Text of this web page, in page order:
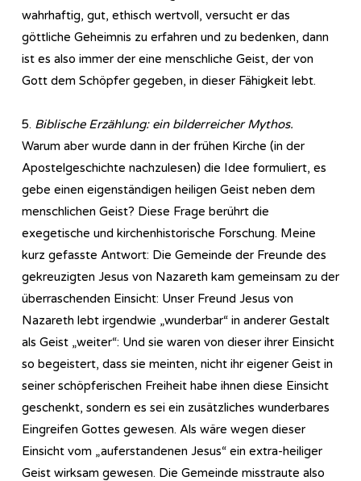
wahrhaftig, gut, ethisch wertvoll, versucht er das
göttliche Geheimnis zu erfahren und zu bedenken, dann
ist es also immer der eine menschliche Geist, der von
Gott dem Schöpfer gegeben, in dieser Fähigkeit lebt.
5. Biblische Erzählung: ein bilderreicher Mythos.
Warum aber wurde dann in der frühen Kirche (in der
Apostelgeschichte nachzulesen) die Idee formuliert, es
gebe einen eigenständigen heiligen Geist neben dem
menschlichen Geist? Diese Frage berührt die
exegetische und kirchenhistorische Forschung. Meine
kurz gefasste Antwort: Die Gemeinde der Freunde des
gekreuzigten Jesus von Nazareth kam gemeinsam zu der
überraschenden Einsicht: Unser Freund Jesus von
Nazareth lebt irgendwie „wunderbar“ in anderer Gestalt
als Geist „weiter“: Und sie waren von dieser ihrer Einsicht
so begeistert, dass sie meinten, nicht ihr eigener Geist in
seiner schöpferischen Freiheit habe ihnen diese Einsicht
geschenkt, sondern es sei ein zusätzliches wunderbares
Eingreifen Gottes gewesen. Als wäre wegen dieser
Einsicht vom „auferstandenen Jesus“ ein extra-heiliger
Geist wirksam gewesen. Die Gemeinde misstraute also